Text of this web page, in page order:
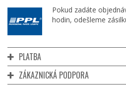
Pokud zadáte
hodin, odešleme
PLATBA
ZÁKAZNICKÁ PODPORA